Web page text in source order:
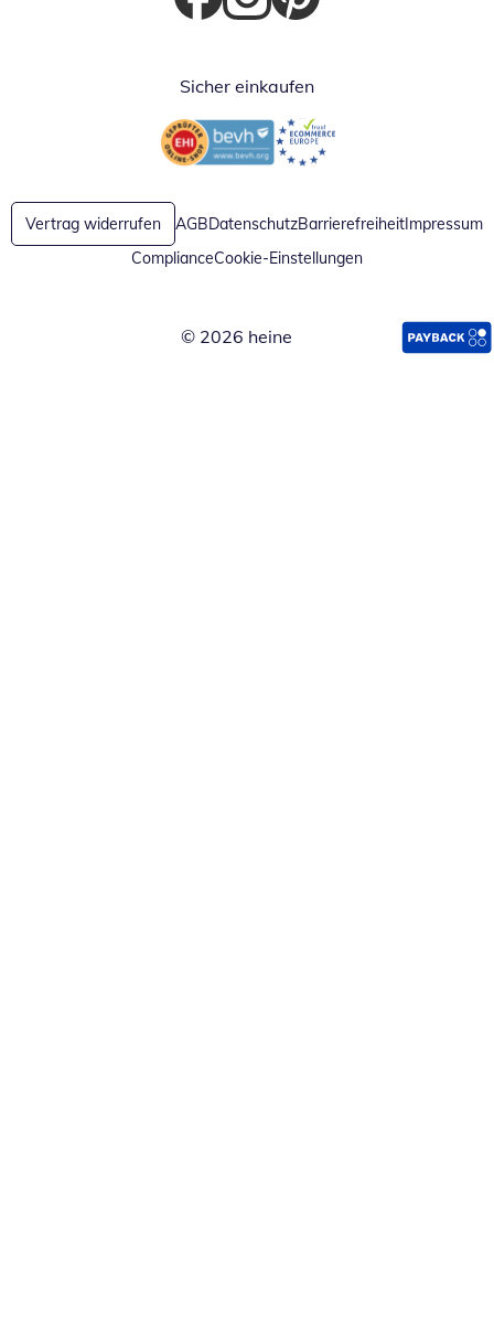
Öffnet in neuem Fenster
Öffnet in neuem Fenster
Öffnet in neuem Fenster
Sicher einkaufen
Öffnet in neuem FensterÖffnet in neuem Fenster
Vertrag widerrufen AGBDatenschutzBarrierefreiheitImpressum
ComplianceCookie-Einstellungen
© 2026 heine